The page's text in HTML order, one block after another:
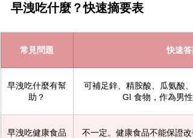
早洩吃什麼？快速摘要表
常見問題 快速答
早洩吃什麼有幫
助？
可補足鋅、精胺酸、瓜氨酸
GI 食物，作為男性
早洩吃健康食品
不一定。健康食品不能保證